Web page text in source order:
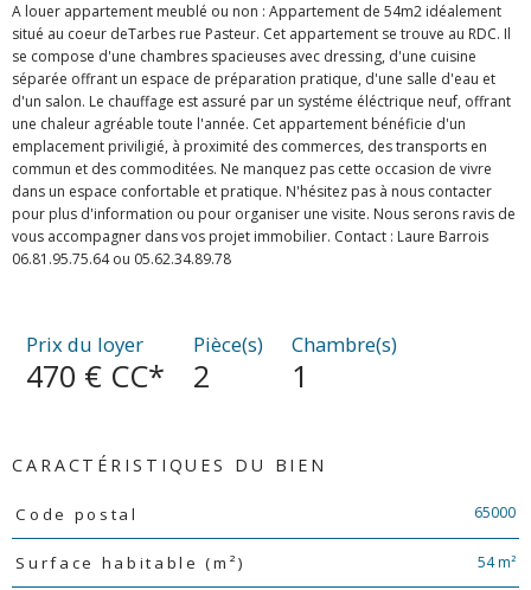
A louer appartement meublé ou non : Appartement de 54m2 idéalement
situé au coeur deTarbes rue Pasteur. Cet appartement se trouve au RDC. Il
se compose d'une chambres spacieuses avec dressing, d'une cuisine
séparée offrant un espace de préparation pratique, d'une salle d'eau et
d'un salon. Le chauffage est assuré par un systéme éléctrique neuf, offrant
une chaleur agréable toute l'année. Cet appartement bénéficie d'un
emplacement priviligié, à proximité des commerces, des transports en
commun et des commoditées. Ne manquez pas cette occasion de vivre
dans un espace confortable et pratique. N'hésitez pas à nous contacter
pour plus d'information ou pour organiser une visite. Nous serons ravis de
vous accompagner dans vos projet immobilier. Contact : Laure Barrois
06.81.95.75.64 ou 05.62.34.89.78
Prix du loyer
470 € CC*
Pièce(s)
2
Chambre(s)
1
CARACTÉRISTIQUES DU BIEN
Caractéristiques Valeurs
Code postal 65000
Surface habitable (m²) 54 m²